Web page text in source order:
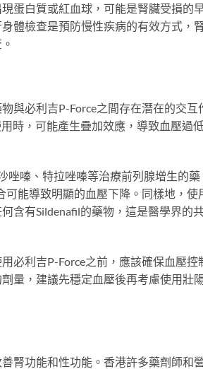
蛋白質或紅血球，可能是腎臟受損的
體檢查是預防慢性疾病的有效方式，
與必利吉P-Force之間存在潛在的交互
時，可能產生疊加效應，導致血壓過低
唑嗪、特拉唑嗪等治療前列腺增生的藥
能導致明顯的血壓下降。同樣地，使
含有Sildenafil的藥物，這是醫學界的
必利吉P-Force之前，應該確保血壓控
量，建議先穩定血壓後再考慮使用壯
腎功能和性功能。香港許多藥劑師和